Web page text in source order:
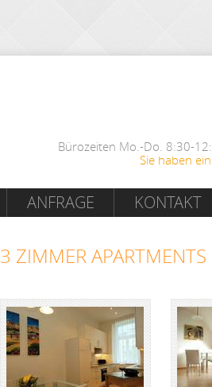
Bürozeiten Mo.-Do. 8:30-
Sie haben
ANFRAGE KONTAKT
3 ZIMMER APARTMENTS